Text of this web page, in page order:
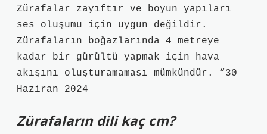
Zürafalar zayıftır ve boyun yapıları
ses oluşumu için uygun değildir.
Zürafaların boğazlarında 4 metreye
kadar bir gürültü yapmak için hava
akışını oluşturamaması mümkündür. “30
Haziran 2024
Zürafaların dili kaç cm?